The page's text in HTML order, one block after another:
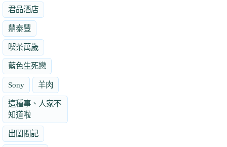
君品酒店
鼎泰豐
喫茶萬歲
藍色生死戀
Sony 羊肉
這種事、人家不
知道啦
出閨閣記